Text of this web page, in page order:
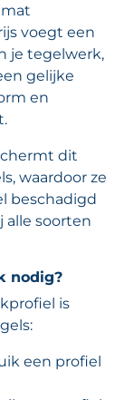
voegt een
je tegelwerk,
gelijke
en
dit
waardoor ze
beschadigd
alle soorten
nodig?
is
een profiel